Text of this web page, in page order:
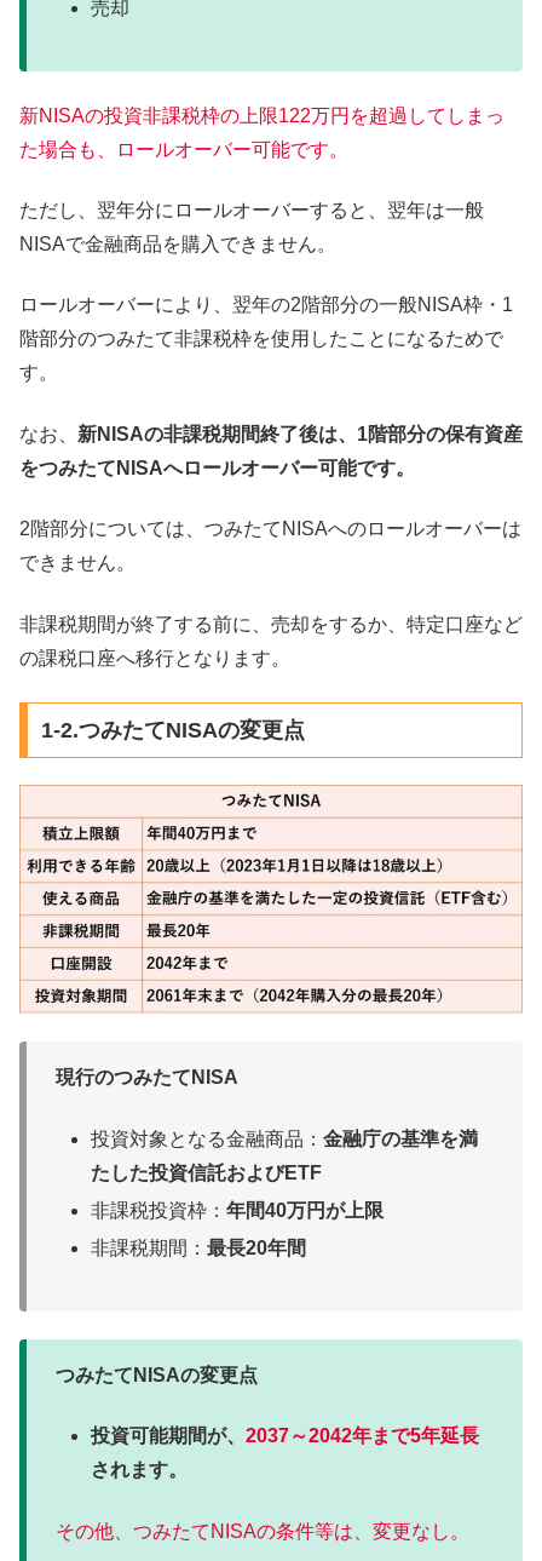
売却
新NISAの投資非課税枠の上限122万円を超過してしまっ
た場合も、ロールオーバー可能です。
ただし、翌年分にロールオーバーすると、翌年は一般
NISAで金融商品を購入できません。
ロールオーバーにより、翌年の2階部分の一般NISA枠・1
階部分のつみたて非課税枠を使用したことになるためで
す。
なお、 新NISAの非課税期間終了後は、1階部分の保有資産
をつみたてNISAへロールオーバー可能です。
2階部分については、つみたてNISAへのロールオーバーは
できません。
非課税期間が終了する前に、売却をするか、特定口座など
の課税口座へ移行となります。
1-2.つみたてNISAの変更点
現行のつみたてNISA
投資対象となる金融商品：金融庁の基準を満
たした投資信託およびETF
非課税投資枠：年間40万円が上限
非課税期間：最長20年間
つみたてNISAの変更点
投資可能期間が、2037～2042年まで5年延長
されます。
その他、つみたてNISAの条件等は、変更なし。